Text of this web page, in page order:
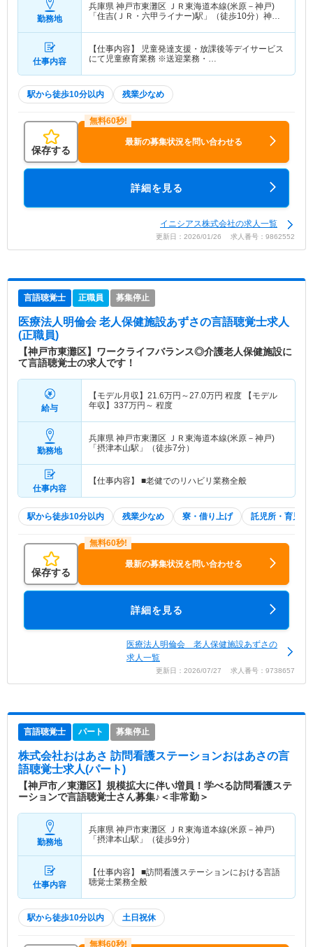
勤務地
兵庫県 神戸市東灘区 ＪＲ東海道本線(米原－神戸)
「住吉(ＪＲ・六甲ライナー)駅」（徒歩10分）神戸
ー)駅」（徒歩10分）
仕事内容
【仕事内容】 児童発達支援・放課後等デイサービス
にて児童療育業務 ※送迎業務・…
駅から徒歩10分以内 残業少なめ
保存する
最新の募集状況を問い合わせる
詳細を見る
イニシアス株式会社の求人一覧
更新日：2026/01/26 求人番号：9862552
言語聴覚士 正職員 募集停止
医療法人明倫会 老人保健施設あずさの言語聴覚士求人
(正職員)
【神戸市東灘区】ワークライフバランス◎介護老人保健施設に
て言語聴覚士の求人です！
給与
【モデル月収】 21.6万円～27.0万円 程度 【モデル
年収】 337万円～ 程度
勤務地
兵庫県 神戸市東灘区 ＪＲ東海道本線(米原－神戸)
「摂津本山駅」（徒歩7分）
仕事内容
【仕事内容】 ■老健でのリハビリ業務全般
駅から徒歩10分以内 残業少なめ 寮・借り上げ 託児所・育児補
保存する
最新の募集状況を問い合わせる
詳細を見る
医療法人明倫会 老人保健施設あずさの
求人一覧
更新日：2026/07/27 求人番号：9738657
言語聴覚士 パート 募集停止
株式会社おはあさ 訪問看護ステーションおはあさの言
語聴覚士求人(パート)
【神戸市／東灘区】規模拡大に伴い増員！学べる訪問看護ステ
ーションで言語聴覚士さん募集♪＜非常勤＞
勤務地
兵庫県 神戸市東灘区 ＪＲ東海道本線(米原－神戸)
「摂津本山駅」（徒歩9分）
仕事内容
【仕事内容】 ■訪問看護ステーションにおける言語
聴覚士業務全般
駅から徒歩10分以内 土日祝休